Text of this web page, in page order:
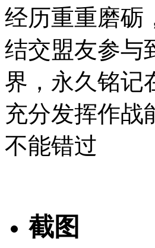
经历重重磨砺
结交盟友参与
界，永久铭记
充分发挥作战
不能错过
截图